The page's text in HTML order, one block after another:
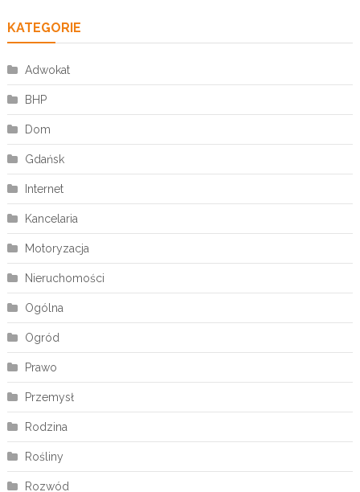
KATEGORIE
Adwokat
BHP
Dom
Gdańsk
Internet
Kancelaria
Motoryzacja
Nieruchomości
Ogólna
Ogród
Prawo
Przemysł
Rodzina
Rośliny
Rozwód